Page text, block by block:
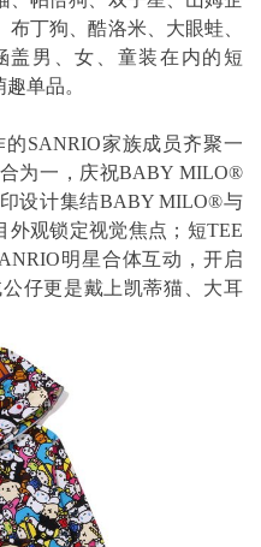
丁狗、酷洛米、大眼蛙、
男、女、童装在内的短
单品。
SANRIO家族成员齐聚一
为一，庆祝BABY MILO®
设计集结BABY MILO®与
外观锁定视觉焦点；短TEE
明星合体互动，开启
仔更是戴上凯蒂猫、大耳